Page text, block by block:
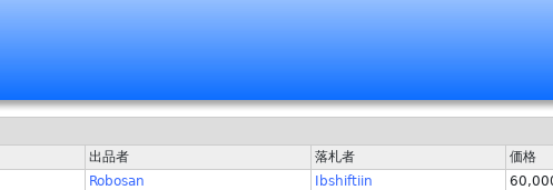
出品者 落札者
価格
Robosan Ibshiftiin